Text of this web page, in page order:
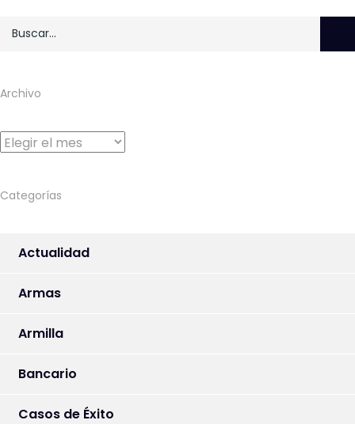
Archivo
Archivo
Categorías
Actualidad
Armas
Armilla
Bancario
Casos de Éxito